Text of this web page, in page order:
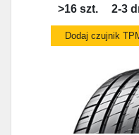
>16 szt. 2-3
Dodaj czujnik